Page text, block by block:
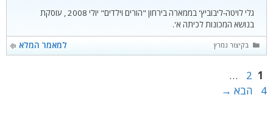
גלי לויטה-ליבוביץ' בממארה בירחון "הורים וילדים" יולי 2008 , עוסקת
בנושא המכונות לכיתה א'.
למאמר המלא
קטגוריות
בקיצור נמרץ
עמוד
1 עמוד
2
…
4
הבא →